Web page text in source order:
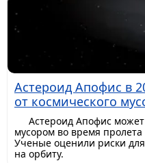
Астероид Апофис в
от космического
Астероид Апофис может
мусором во время
Ученые оценили риски
на орбиту.